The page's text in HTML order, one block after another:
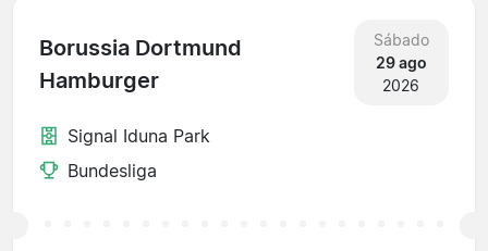
Borussia Dortmund
Hamburger
Sábado
29 ago
2026
Signal Iduna Park
Bundesliga